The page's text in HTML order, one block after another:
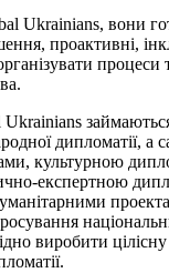
Ukrainians, вони
проактивні,
дипломатії, a
культурною
експертною
виробити